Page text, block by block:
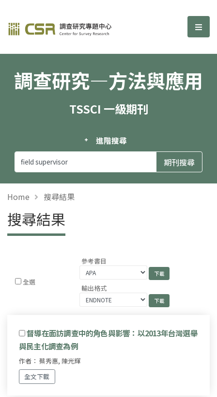
調查研究—方法與應用期刊 選
調查研究—方法與應用
TSSCI 一級期刊
進階搜尋
Home 搜尋結果
搜尋結果
全選
參考書目
輸出格式
督導在面訪調查中的角色與影響：以2013年台灣選舉
與民主化調查為例
作者： 蔡秀惠, 陳光輝
全文下載